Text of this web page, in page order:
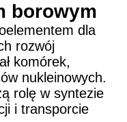
borowym
dla
rozwój
komórek,
nukleinowych.
rolę w syntezie
i transporcie